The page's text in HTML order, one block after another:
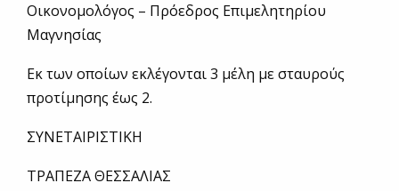
Οικονομολόγος – Πρόεδρος Επιμελητηρίου
Μαγνησίας
Εκ των οποίων εκλέγονται 3 μέλη με σταυρούς
προτίμησης έως 2.
ΣΥΝΕΤΑΙΡΙΣΤΙΚΗ
ΤΡΑΠΕΖΑ ΘΕΣΣΑΛΙΑΣ